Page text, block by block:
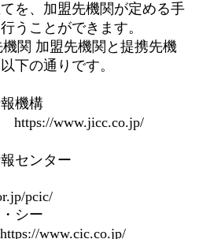
を、加盟先機関が定める手
うことができます。
関 加盟先機関と提携先機
下の通りです。
機構
www.jicc.co.jp/
センター
pcic/
シー
www.cic.co.jp/